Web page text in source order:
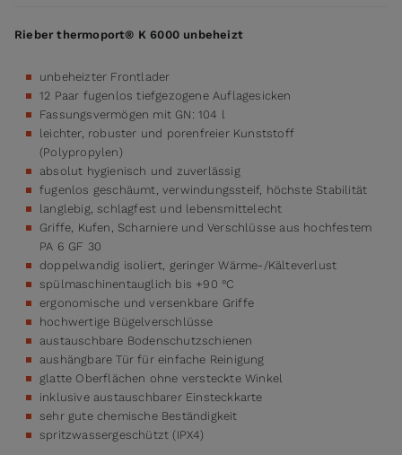
Rieber thermoport® K 6000 unbeheizt
unbeheizter Frontlader
12 Paar fugenlos tiefgezogene Auflagesicken
Fassungsvermögen mit GN: 104 l
leichter, robuster und porenfreier Kunststoff
(Polypropylen)
absolut hygienisch und zuverlässig
fugenlos geschäumt, verwindungssteif, höchste Stabilität
langlebig, schlagfest und lebensmittelecht
Griffe, Kufen, Scharniere und Verschlüsse aus hochfestem
PA 6 GF 30
doppelwandig isoliert, geringer Wärme-/Kälteverlust
spülmaschinentauglich bis +90 °C
ergonomische und versenkbare Griffe
hochwertige Bügelverschlüsse
austauschbare Bodenschutzschienen
aushängbare Tür für einfache Reinigung
glatte Oberflächen ohne versteckte Winkel
inklusive austauschbarer Einsteckkarte
sehr gute chemische Beständigkeit
spritzwassergeschützt (IPX4)